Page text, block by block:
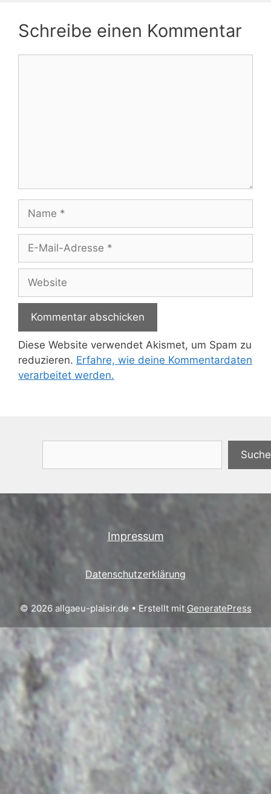
Schreibe einen Kommentar
Mail-
Adresse
Diese Website verwendet Akismet, um Spam zu
reduzieren. Erfahre, wie deine Kommentardaten
verarbeitet werden.
Impressum
Datenschutzerklärung
© 2026 allgaeu-plaisir.de • Erstellt mit GeneratePress